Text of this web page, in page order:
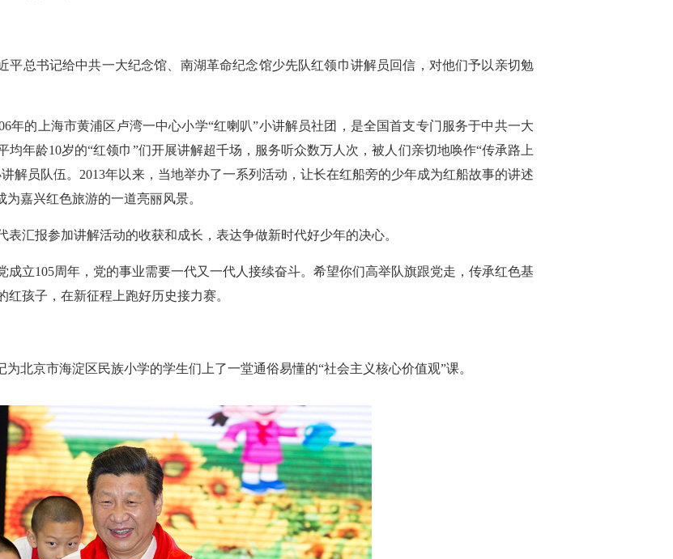
平总书记给中共一大纪念馆、南湖革命纪念馆少先队红领巾讲解员回信，对他们予以亲切勉
年的上海市黄浦区卢湾一中心小学“红喇叭”小讲解员社团，是全国首支专门服务于中共一大
年龄10岁的“红领巾”们开展讲解超千场，服务听众数万人次，被人们亲切地唤作“传承路上
解员队伍。2013年以来，当地举办了一系列活动，让长在红船旁的少年成为红船故事的讲述
嘉兴红色旅游的一道亮丽风景。
汇报参加讲解活动的收获和成长，表达争做新时代好少年的决心。
成立105周年，党的事业需要一代又一代人接续奋斗。希望你们高举队旗跟党走，传承红色基
孩子，在新征程上跑好历史接力赛。
北京市海淀区民族小学的学生们上了一堂通俗易懂的“社会主义核心价值观”课。